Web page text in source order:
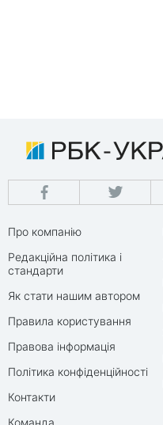
Про компанію
Редакційна політика і
стандарти
Як стати нашим автором
Правила користування
Правова інформація
Політика конфіденційності
Контакти
Команда